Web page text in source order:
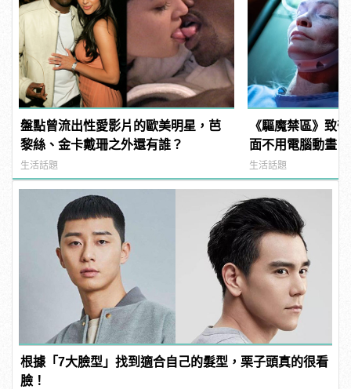
盤點曾流出性愛影片的歐美明星，芭
黎絲、金卡戴珊之外還有誰？
生活話題
《驅魔禁區》致
面不用電腦動畫
變型男
生活話題
根據「7大臉型」找到適合自己的髮型，栗子頭真的很看
臉！